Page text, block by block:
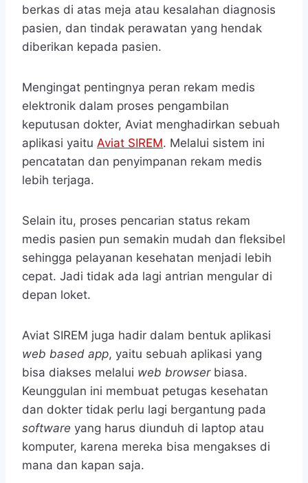
berkas di atas meja atau kesalahan diagnosis
pasien, dan tindak perawatan yang hendak
diberikan kepada pasien.
Mengingat pentingnya peran rekam medis
elektronik dalam proses pengambilan
keputusan dokter, Aviat menghadirkan sebuah
aplikasi yaitu Aviat SIREM. Melalui sistem ini
pencatatan dan penyimpanan rekam medis
lebih terjaga.
Selain itu, proses pencarian status rekam
medis pasien pun semakin mudah dan fleksibel
sehingga pelayanan kesehatan menjadi lebih
cepat. Jadi tidak ada lagi antrian mengular di
depan loket.
Aviat SIREM juga hadir dalam bentuk aplikasi
web based app, yaitu sebuah aplikasi yang
bisa diakses melalui web browserbiasa.
Keunggulan ini membuat petugas kesehatan
dan dokter tidak perlu lagi bergantung pada
software yang harus diunduh di laptop atau
komputer, karena mereka bisa mengakses di
mana dan kapan saja.